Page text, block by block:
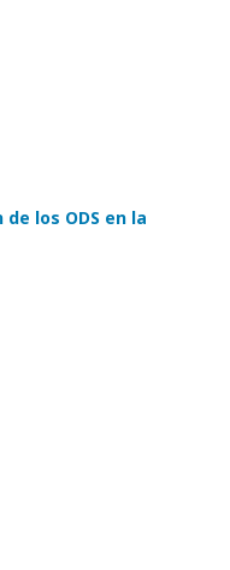
los ODS en la